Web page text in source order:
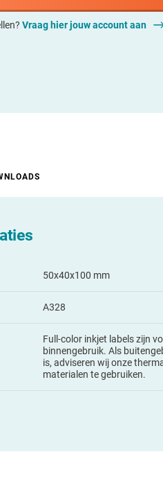
Vraag hier jouw account aan
50x40x100 mm
A328
Full-color inkjet labels zijn
binnengebruik. Als
is, adviseren wij onze
materialen te gebruiken.